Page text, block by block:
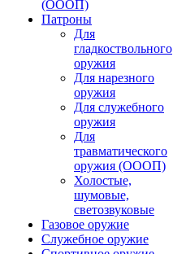
(ОООП)
Патроны
Для
гладкоствольного
оружия
Для нарезного
оружия
Для служебного
оружия
Для
травматического
оружия (ОООП)
Холостые,
шумовые,
светозвуковые
Газовое оружие
Служебное оружие